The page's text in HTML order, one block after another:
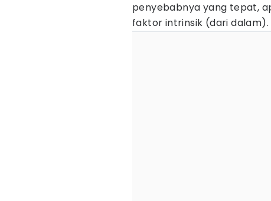
penyebabnya yang tepat,
faktor intrinsik (dari dalam).